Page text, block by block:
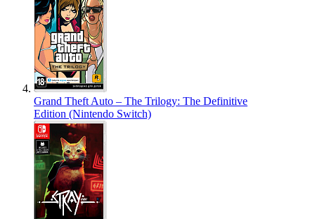
Grand Theft Auto – The Trilogy: The Definitive
Edition (Nintendo Switch)